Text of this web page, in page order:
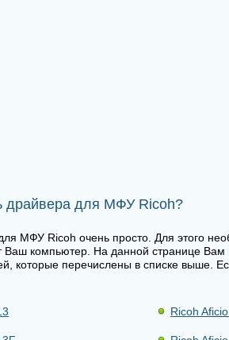
драйвера для МФУ Ricoh?
МФУ Ricoh очень просто. Для этого
Ваш компьютер. На данной странице
которые перечислены в списке выше.
Ricoh